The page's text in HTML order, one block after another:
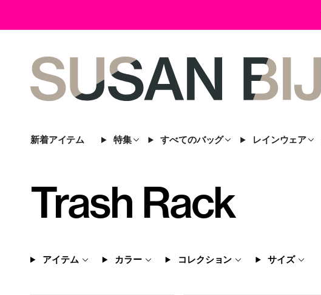
新着アイテム 特集 すべてのバッグ レインウェア
Trash Rack
アイテム カラー コレクション サイズ